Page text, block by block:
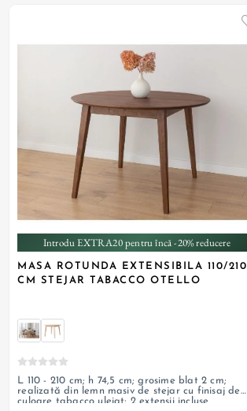
Introdu EXTRA20 pentru încă -20% reducere
MASA ROTUNDA EXTENSIBILA 110/210
CM STEJAR TABACCO OTELLO
L 110 - 210 cm; h 74,5 cm; grosime blat 2 cm;
realizată din lemn masiv de stejar cu finisaj de
culoare tabacco uleiat; 2 extensii incluse